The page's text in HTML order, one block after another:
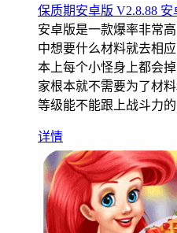
保质期安卓版 V2.8.88 安
安卓版是一款爆率非常
中想要什么材料就去相
本上每个小怪身上都会
家根本就不需要为了材
等级能不能跟上战斗力的
详情